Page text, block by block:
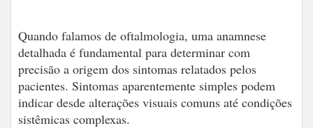
Quando falamos de oftalmologia, uma anamnese
detalhada é fundamental para determinar com
precisão a origem dos sintomas relatados pelos
pacientes. Sintomas aparentemente simples podem
indicar desde alterações visuais comuns até condições
sistêmicas complexas.